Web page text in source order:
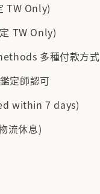
TW Only)
TW Only)
多種付款方式
定師認可
within 7 days)
流休息)